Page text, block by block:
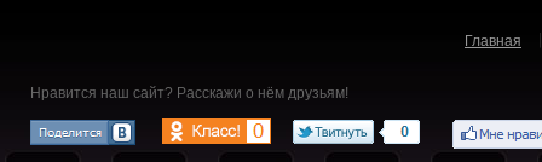
Главная
Нравится наш сайт? Расскажи о нём друзьям!